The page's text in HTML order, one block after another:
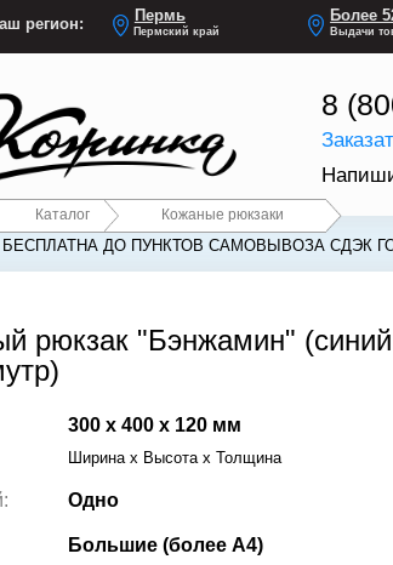
регион: Пермь
Пермский край
Более
Выдачи
8
Каталог Кожаные рюкзаки
ДО ПУНКТОВ САМОВЫВОЗА СДЭК
рюкзак "Бэнжамин" (синий
300 x 400 x 120 мм
Ширина x Высота x Толщина
Одно
Большие (более А4)